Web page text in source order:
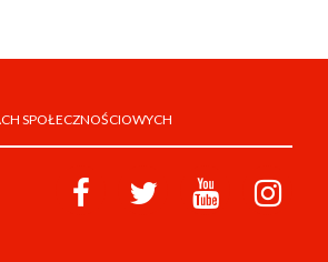
SPOŁECZNOŚCIOWYCH